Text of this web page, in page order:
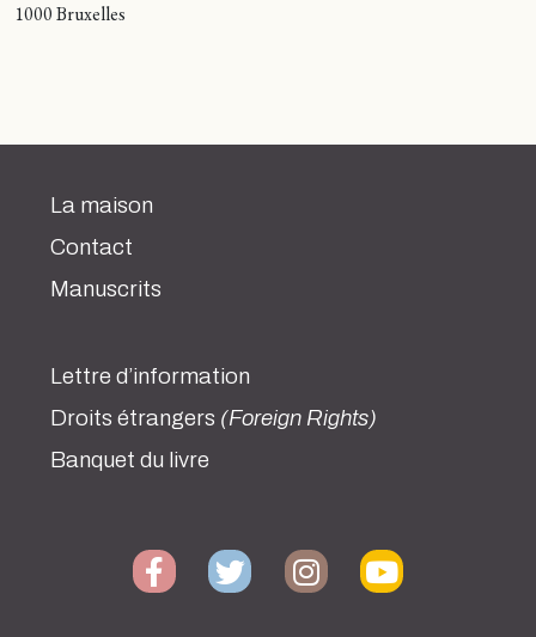
1000 Bruxelles
La maison
Contact
Manuscrits
Lettre d’information
Droits étrangers (Foreign Rights)
Banquet du livre